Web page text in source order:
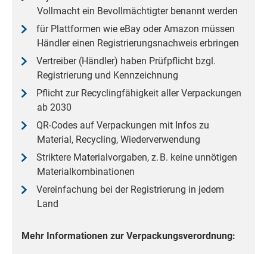
Vollmacht ein Bevollmächtigter benannt werden
für Plattformen wie eBay oder Amazon müssen
Händler einen Registrierungsnachweis erbringen
Vertreiber (Händler) haben Prüfpflicht bzgl.
Registrierung und Kennzeichnung
Pflicht zur Recyclingfähigkeit aller Verpackungen
ab 2030
QR-Codes auf Verpackungen mit Infos zu
Material, Recycling, Wiederverwendung
Striktere Materialvorgaben, z. B. keine unnötigen
Materialkombinationen
Vereinfachung bei der Registrierung in jedem
Land
Mehr Informationen zur Verpackungsverordnung: